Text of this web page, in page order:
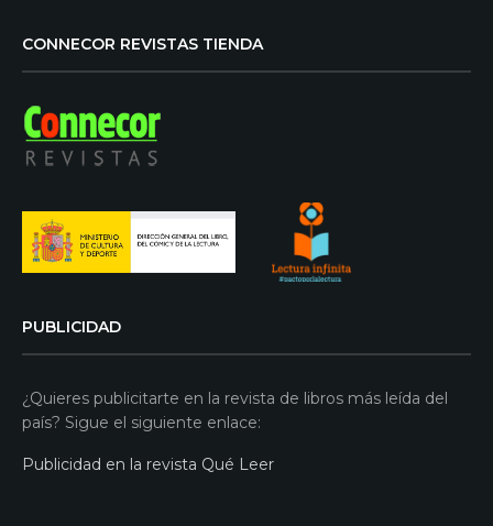
CONNECOR REVISTAS TIENDA
PUBLICIDAD
¿Quieres publicitarte en la revista de libros más leída del
país? Sigue el siguiente enlace:
Publicidad en la revista Qué Leer